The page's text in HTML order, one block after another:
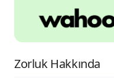
Zorluk Hakkında